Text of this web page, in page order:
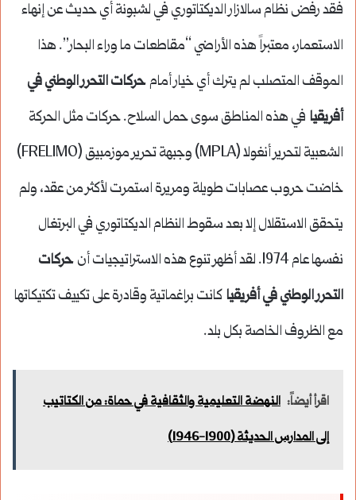
فقد رفض نظام سالازار الديكتاتوري في لشبونة أي حديث عن إنهاء
الاستعمار، معتبراً هذه الأراضي “مقاطعات ما وراء البحار”. هذا
الموقف المتصلب لم يترك أي خيار أمامحركات التحرر الوطني في
أفريقيا في هذه المناطق سوى حمل السلاح. حركات مثل الحركة
الشعبية لتحرير أنغولا (MPLA) وجبهة تحرير موزمبيق (FRELIMO)
خاضت حروب عصابات طويلة ومريرة استمرت لأكثر من عقد، ولم
يتحقق الاستقلال إلا بعد سقوط النظام الديكتاتوري في البرتغال
نفسها عام 1974. لقد أظهر تنوع هذه الاستراتيجيات أن
حركات
التحرر الوطني في أفريقيا كانت براغماتية وقادرة على تكييف تكتيكاتها
مع الظروف الخاصة بكل بلد.
اقرأ أيضاً: النهضة التعليمية والثقافية في حماة: من الكتاتيب
إلى المدارس الحديثة (1900-1946)